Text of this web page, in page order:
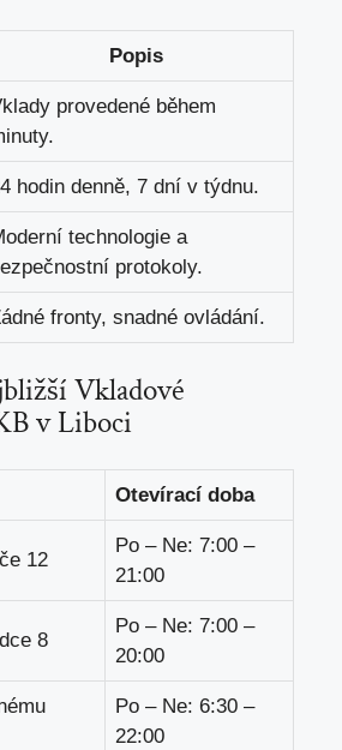
Popis
provedené během
hodin denně, 7 dní v týdnu.
technologie a
protokoly.
fronty, snadné ovládání.
Vkladové
v Liboci
Otevírací doba
12
Po – Ne: 7:00 –
21:00
8
Po – Ne: 7:00 –
20:00
Po – Ne: 6:30 –
22:00